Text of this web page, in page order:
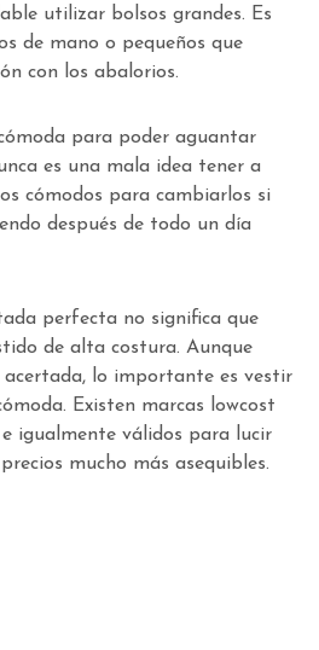
utilizar bolsos grandes. Es
de mano o pequeños que
con los abalorios.
para poder aguantar
es una mala idea tener a
cómodos para cambiarlos si
después de todo un día
perfecta no significa que
de alta costura. Aunque
acertada, lo importante es vestir
Existen marcas lowcost
igualmente válidos para lucir
mucho más asequibles.